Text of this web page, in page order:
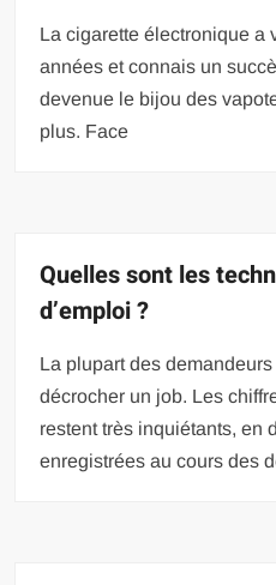
La cigarette électronique a
années et connais un
devenue le bijou des
plus. Face
Quelles sont les
d’emploi ?
La plupart des
décrocher un job. Les
restent très inquiétants, en
enregistrées au cours des